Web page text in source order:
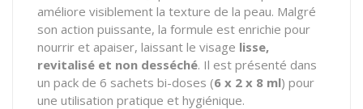
améliore visiblement la texture de la peau. Malgré
son action puissante, la formule est enrichie pour
nourrir et apaiser, laissant le visage lisse,
revitalisé et non desséché. Il est présenté dans
un pack de 6 sachets bi-doses (6 x 2 x 8 ml) pour
une utilisation pratique et hygiénique.